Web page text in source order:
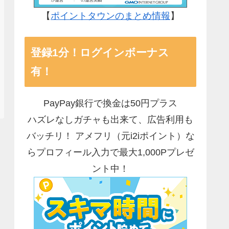
【ポイントタウンのまとめ情報 】
登録1分！ログインボーナス
有！
PayPay銀行で換金は50円プラス
ハズレなしガチャも出来て、広告利用も
バッチリ！ アメフリ（元i2iポイント）な
らプロフィール入力で最大1,000Pプレゼ
ント中！